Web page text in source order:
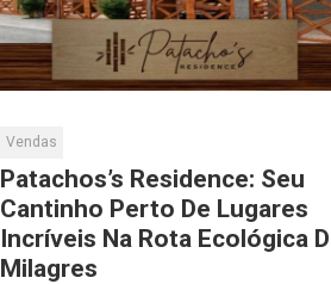
Vendas
Patachos’s Residence: Seu
Cantinho Perto De Lugares
Incríveis Na Rota Ecológica
Milagres